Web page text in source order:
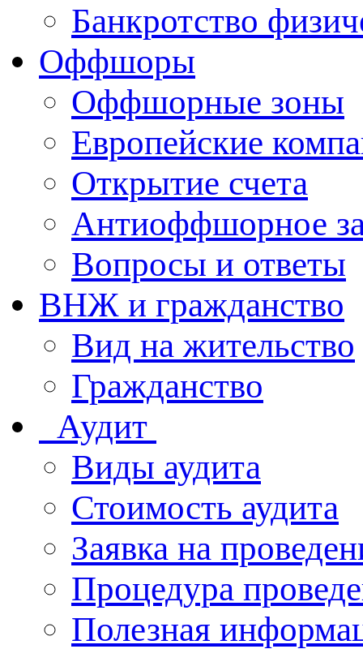
Банкротство
Оффшоры
Оффшорные зоны
Европейские
Открытие счета
Антиоффшорное
Вопросы и ответы
ВНЖ и гражданство
Вид на жительство
Гражданство
Аудит
Виды аудита
Стоимость аудита
Заявка на
Процедура
Полезная